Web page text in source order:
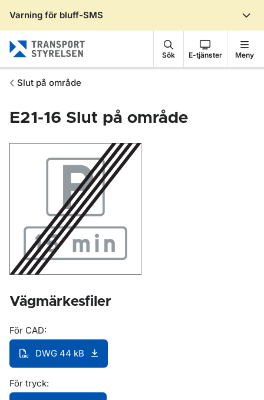
Varning för bluff-SMS
Sök E-tjänster Meny
Slut på område
E21-16 Slut på område
Vägmärkesfiler
För CAD:
DWG 44 kB
För tryck: